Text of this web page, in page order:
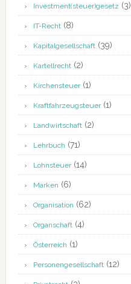
Investment(steuer)gesetz (3)
IT-Recht(8)
Kapitalgesellschaft(39)
Kartellrecht(2)
Kirchensteuer(1)
Kraftfahrzeugsteuer(1)
Landwirtschaft(2)
Lehrbuch (71)
Lohnsteuer(14)
Marken (6)
Organisation (62)
Organschaft(4)
Österreich (1)
Personengesellschaft(12)